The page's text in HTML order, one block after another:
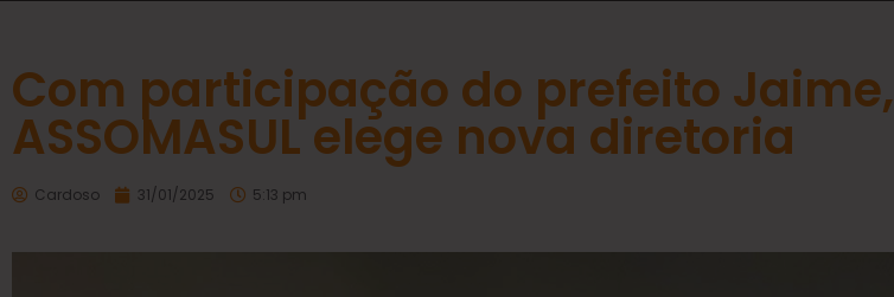
Com participação do prefeito Jaime,
ASSOMASUL elege nova diretoria
Cardoso 31/01/2025 5:13 pm